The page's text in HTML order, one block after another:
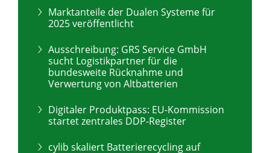
Marktanteile der Dualen Systeme für
2025 veröffentlicht
Ausschreibung: GRS Service GmbH
sucht Logistikpartner für die
bundesweite Rücknahme und
Verwertung von Altbatterien
Digitaler Produktpass: EU-Kommission
startet zentrales DDP-Register
cylib skaliert Batterierecycling auf